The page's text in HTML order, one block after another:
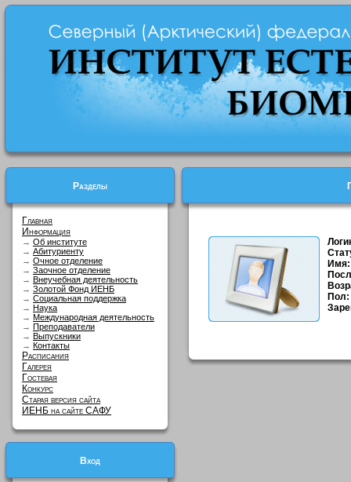
Разделы
Главная
Информация
→ Об институте
→ Абитуриенту
→ Очное отделение
→ Заочное отделение
→ Внеучебная деятельность
→ Золотой Фонд ИЕНБ
→ Социальная поддержка
→ Наука
→ Международная деятельность
→ Преподаватели
→ Выпускники
→ Контакты
Расписания
Галерея
Гостевая
Конкурс
Старая версия сайта
ИЕНБ на сайте САФУ
Вход
Имя:
Пол: